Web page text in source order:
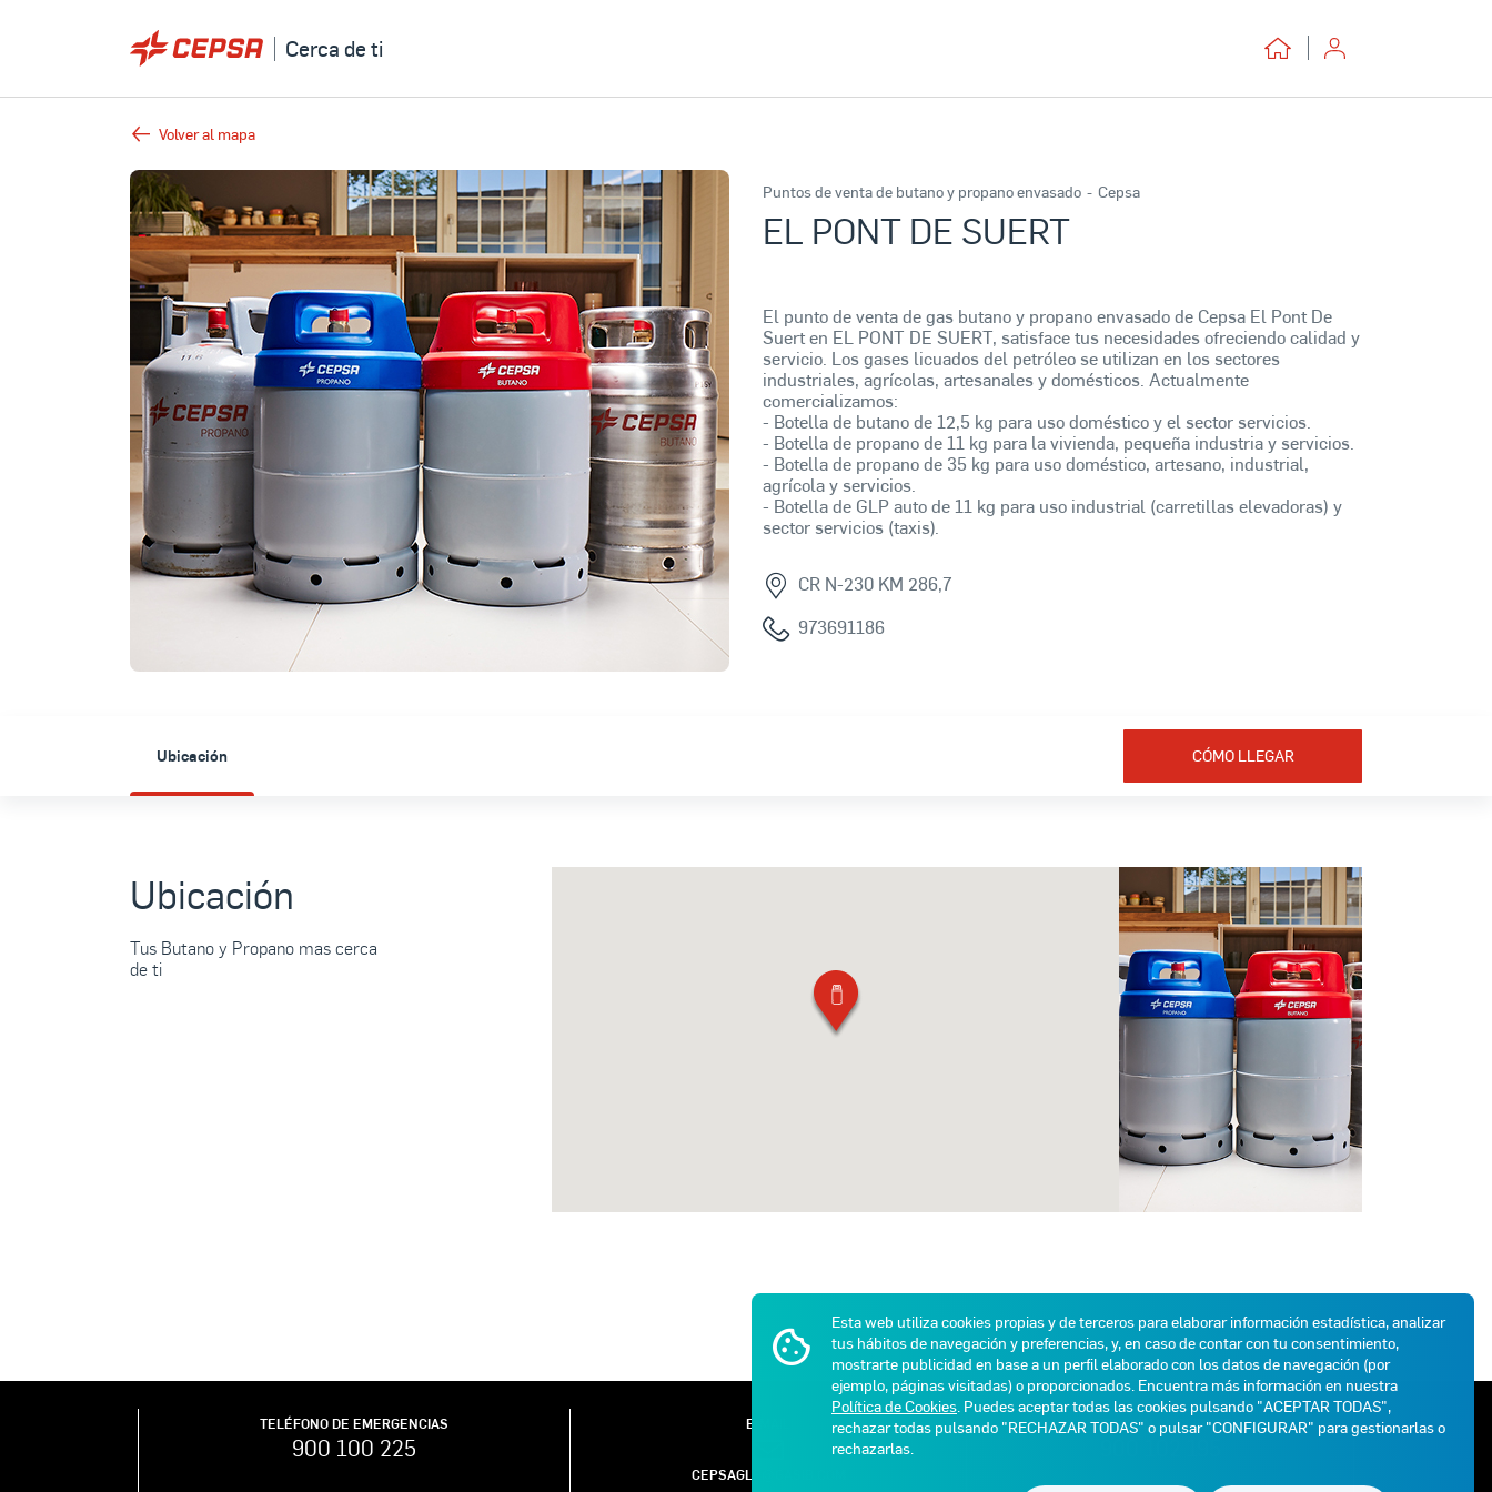
Esta web utiliza cookies propias y de terceros para elaborar información estadística, analizar
tus hábitos de navegación y preferencias, y, en caso de contar con tu consentimiento,
mostrarte publicidad en base a un perfil elaborado con los datos de navegación (por
ejemplo, páginas visitadas) o proporcionados. Encuentra más información en nuestra
Política de Cookies. Puedes aceptar todas las cookies pulsando "ACEPTAR TODAS",
rechazar todas pulsando "RECHAZAR TODAS" o pulsar "CONFIGURAR" para gestionarlas o
rechazarlas.
Cerca de ti
Volver al mapa
Puntos de venta de butano y propano envasado - Cepsa
EL PONT DE SUERT
El punto de venta de gas butano y propano envasado de Cepsa El Pont De
Suert en EL PONT DE SUERT, satisface tus necesidades ofreciendo calidad y
servicio. Los gases licuados del petróleo se utilizan en los sectores
industriales, agrícolas, artesanales y domésticos. Actualmente
comercializamos:
- Botella de butano de 12,5 kg para uso doméstico y el sector servicios.
- Botella de propano de 11 kg para la vivienda, pequeña industria y servicios.
- Botella de propano de 35 kg para uso doméstico, artesano, industrial,
agrícola y servicios.
- Botella de GLP auto de 11 kg para uso industrial (carretillas elevadoras) y
sector servicios (taxis).
CR N-230 KM 286,7
973691186
Ubicación CÓMO LLEGAR
Ubicación
Tus Butano y Propano mas cerca
de ti
TELÉFONO DE EMERGENCIAS
900 100 225
E-MAIL
CEPSAGLP@GASIB.COM
ATENCIÓN AL CLIENTE